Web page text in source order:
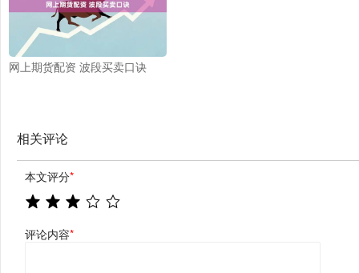
网上期货配资 波段买卖口诀
相关评论
本文评分*
评论内容*